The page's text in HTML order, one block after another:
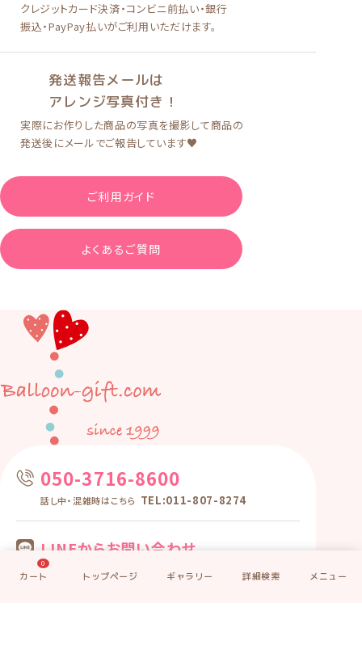
クレジットカード決済・コンビニ前払い・銀行
振込・PayPay払いがご利用いただけます。
発送報告メールは
アレンジ写真付き！
実際にお作りした商品の写真を撮影して商品の
発送後にメールでご報告しています♥
ご利用ガイド
よくあるご質問
0
050-3716-8600
話し中・混雑時はこちら TEL:011-807-8274
LINEからお問い合わせ